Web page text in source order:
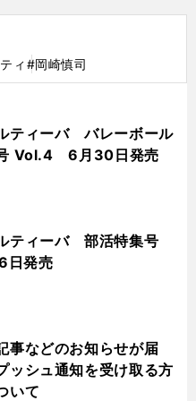
ィ #岡崎慎司
ティーバ バレーボール
Vol.4 6月30日発売
ティーバ 部活特集号
日発売
事などのお知らせが届
ッシュ通知を受け取る方
いて